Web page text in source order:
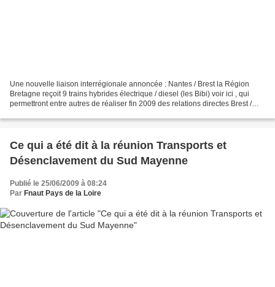
Une nouvelle liaison interrégionale annoncée : Nantes / Brest la Région
Bretagne reçoit 9 trains hybrides électrique / diesel (les Bibi) voir ici , qui
permettront entre autres de réaliser fin 2009 des relations directes Brest /
Ce qui a été dit à la réunion Transports et
Désenclavement du Sud Mayenne
Publié le 25/06/2009 à 08:24
Par Fnaut Pays de la Loire